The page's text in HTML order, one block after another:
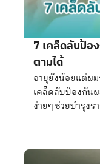
7 เคล็ดลับป้อ
ตามได้
อายุยังน้อยแต่ผม
เคล็ดลับป้องกัน
ง่ายๆ ช่วยบำรุง